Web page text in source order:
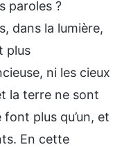
paroles ?
dans la lumière,
plus
ni les cieux
la terre ne sont
plus qu’un, et
En cette